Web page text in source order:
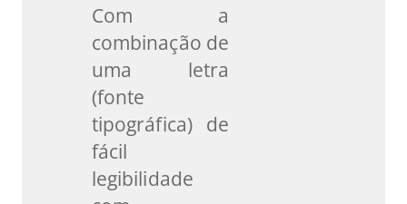
Com a
combinação de
uma letra
(fonte
tipográfica) de
fácil
legibilidade